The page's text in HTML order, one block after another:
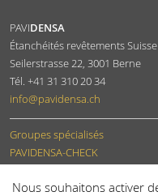
PAVIDENSA
Étanchéités revêtements Suisse
Seilerstrasse 22, 3001 Berne
Tél. +41 31 310 20 34
info@pavidensa.ch
Groupes spécialisés
PAVIDENSA-CHECK
Nous souhaitons activer